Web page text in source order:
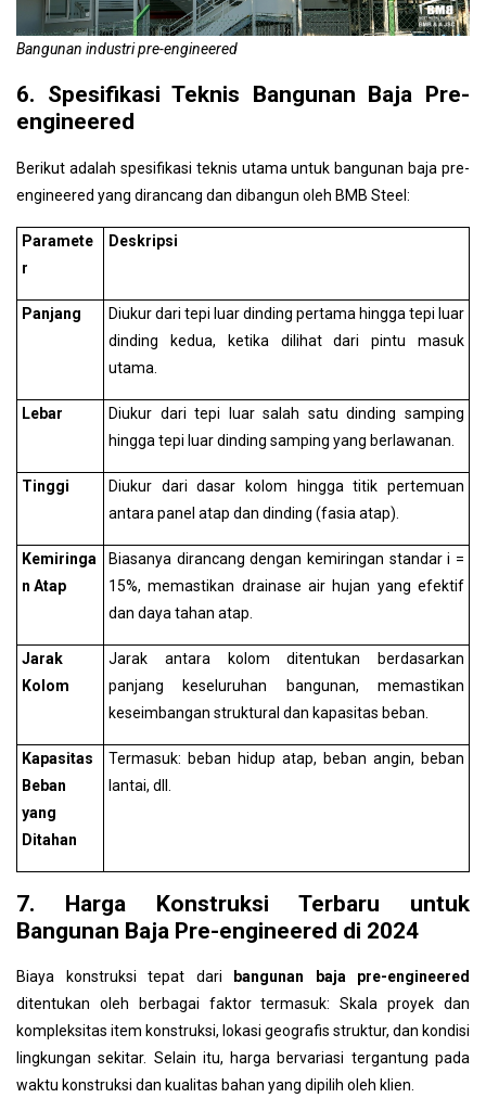
Bangunan industri pre-engineered
6. Spesifikasi Teknis Bangunan Baja Pre-
engineered
Berikut adalah spesifikasi teknis utama untuk bangunan baja pre-
engineered yang dirancang dan dibangun oleh BMB Steel:
Paramete
r
Deskripsi
Panjang
Diukur dari tepi luar dinding pertama hingga tepi luar
dinding kedua, ketika dilihat dari pintu masuk
utama.
Lebar
Diukur dari tepi luar salah satu dinding samping
hingga tepi luar dinding samping yang berlawanan.
Tinggi
Diukur dari dasar kolom hingga titik pertemuan
antara panel atap dan dinding (fasia atap).
Kemiringa
n Atap
Biasanya dirancang dengan kemiringan standar i =
15%, memastikan drainase air hujan yang efektif
dan daya tahan atap.
Jarak
Kolom
Jarak antara kolom ditentukan berdasarkan
panjang keseluruhan bangunan, memastikan
keseimbangan struktural dan kapasitas beban.
Kapasitas
Beban
yang
Ditahan
Termasuk: beban hidup atap, beban angin, beban
lantai, dll.
7. Harga Konstruksi Terbaru untuk
Bangunan Baja Pre-engineered di 2024
Biaya konstruksi tepat dari
bangunan baja pre-engineered
ditentukan oleh berbagai faktor termasuk: Skala proyek dan
kompleksitas item konstruksi, lokasi geografis struktur, dan kondisi
lingkungan sekitar. Selain itu, harga bervariasi tergantung pada
waktu konstruksi dan kualitas bahan yang dipilih oleh klien.